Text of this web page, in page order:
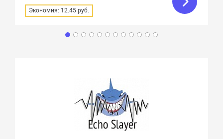
Экономия: 12.45 руб.